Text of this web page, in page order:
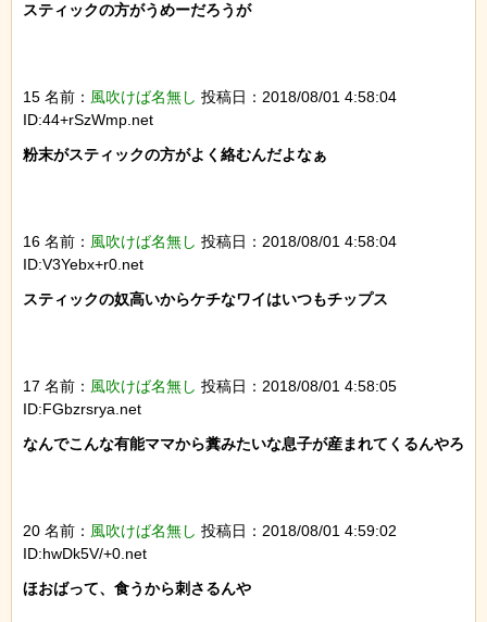
スティックの方がうめーだろうが
15 名前： 風吹けば名無し 投稿日：2018/08/01 4:58:04
ID:44+rSzWmp.net
粉末がスティックの方がよく絡むんだよなぁ
16 名前： 風吹けば名無し 投稿日：2018/08/01 4:58:04
ID:V3Yebx+r0.net
スティックの奴高いからケチなワイはいつもチップス
17 名前： 風吹けば名無し 投稿日：2018/08/01 4:58:05
ID:FGbzrsrya.net
なんでこんな有能ママから糞みたいな息子が産まれてくるんやろ
20 名前： 風吹けば名無し 投稿日：2018/08/01 4:59:02
ID:hwDk5V/+0.net
ほおばって、食うから刺さるんや